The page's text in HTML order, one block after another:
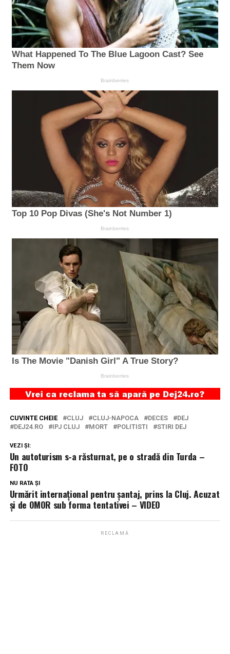
CUVINTE CHEIE CLUJ CLUJ-NAPOCA DECES
DEJ
DEJ24.RO
IPJ CLUJ MORT POLITISTI STIRI DEJ
VEZI ȘI:
Un autoturism s-a răsturnat, pe o stradă din Turda –
FOTO
NU RATA ȘI
Urmărit internațional pentru șantaj, prins la Cluj. Acuzat
și de OMOR sub forma tentativei – VIDEO
RECLAMĂ